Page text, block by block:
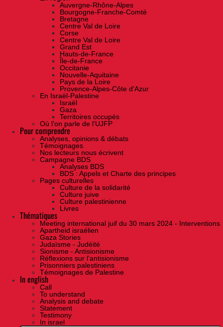
Auvergne-Rhône-Alpes
Bourgogne-Franche-Comté
Bretagne
Centre Val de Loire
Corse
Centre Val de Loire
Grand Est
Hauts-de-France
Île-de-France
Occitanie
Nouvelle-Aquitaine
Pays de la Loire
Provence-Alpes-Côte d'Azur
En Israël-Palestine
Israël
Gaza
Territoires occupés
Où l'on parle de l'UJFP
Pour comprendre
Analyses, opinions & débats
Témoignages
Nos lecteurs nous écrivent
Campagne BDS
Analyses BDS
BDS : Appels et Charte des principes
Pages culturelles
Culture de la solidarité
Culture juive
Culture palestinienne
Livres
Thématiques
Meeting international juif du 30 mars 2024 - Interventions
Apartheid israélien
Gaza Stories
Judaïsme - Judéité
Sionisme - Antisionisme
Réflexions sur l’antisionisme
Prisonniers palestiniens
Témoignages de Palestine
In english
Call
To understand
Analysis and debate
Statement
Testimony
In israel